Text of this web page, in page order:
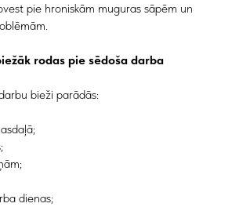
pie hroniskām muguras sāpēm un
rodas pie sēdoša darba
bieži parādās:
dienas;